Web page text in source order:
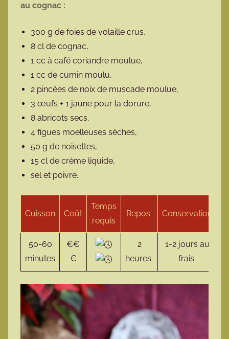
au cognac :
300 g de foies de volaille crus,
8 cl de cognac,
1 cc à café coriandre moulue,
1 cc de cumin moulu,
2 pincées de noix de muscade moulue,
3 œufs + 1 jaune pour la dorure,
8 abricots secs,
4 figues moelleuses sèches,
50 g de noisettes,
15 cl de crème liquide,
sel et poivre.
Cuisson Coût
Temps
requis
Repos Conservation
50-60
minutes
€€
€
2
heures
1-2 jours au
frais